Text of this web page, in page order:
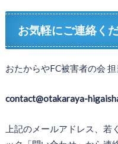
お気軽にご連絡くだ
おたからやFC被害者の会 担
contact@otakaraya-
上記のメールアドレス、若